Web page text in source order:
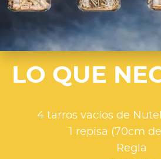
LO QUE
4 tarros vacíos de
1 repisa (70cm
Regla